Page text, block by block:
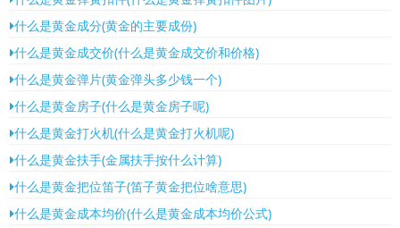
什么是黄金成分(黄金的主要成份)
什么是黄金成交价(什么是黄金成交价和价格)
什么是黄金弹片(黄金弹头多少钱一个)
什么是黄金房子(什么是黄金房子呢)
什么是黄金打火机(什么是黄金打火机呢)
什么是黄金扶手(金属扶手按什么计算)
什么是黄金把位笛子(笛子黄金把位啥意思)
什么是黄金成本均价(什么是黄金成本均价公式)